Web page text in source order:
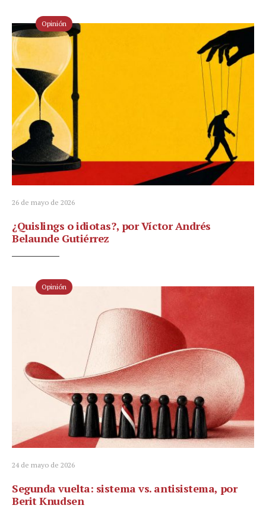
Opinión
26 de mayo de 2026
¿Quislings o idiotas?, por Víctor Andrés
Belaunde Gutiérrez
Opinión
24 de mayo de 2026
Segunda vuelta: sistema vs. antisistema, por
Berit Knudsen